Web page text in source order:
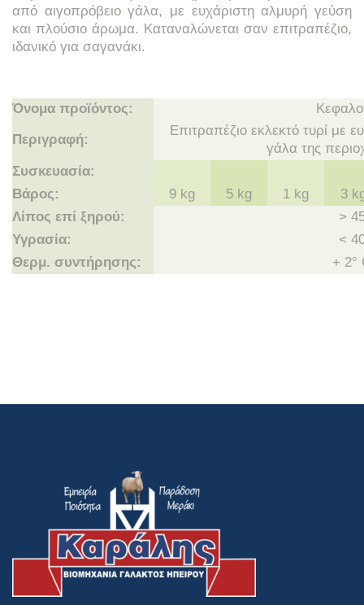
από αιγοπρόβειο γάλα, με ευχάριστη αλμυρή γεύση
και πλούσιο άρωμα. Καταναλώνεται σαν επιτραπέζιο,
ιδανικό για σαγανάκι.
Όνομα προϊόντος:
Περιγραφή:
Επιτραπέζιο εκλεκτό τυρί με
γάλα της
Συσκευασία:
Βάρος:
9 kg 5 kg 1 kg
3
Λίπος επί ξηρού:
>
Υγρασία:
<
Θερμ. συντήρησης:
+ 2°